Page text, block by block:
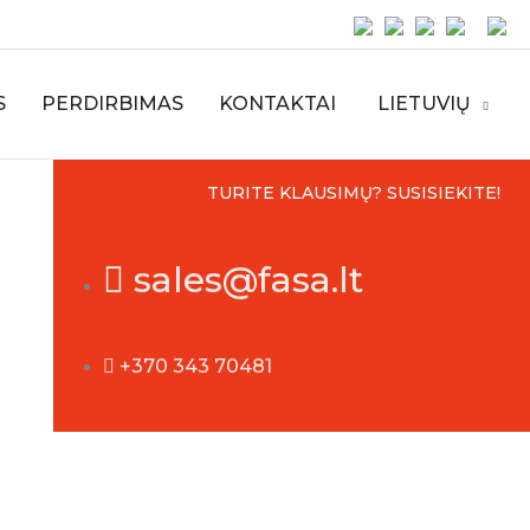
PERDIRBIMAS KONTAKTAI LIETUVIŲ
TURITE KLAUSIMŲ? SUSISIEKITE!
sales@fasa.lt
+370 343 70481